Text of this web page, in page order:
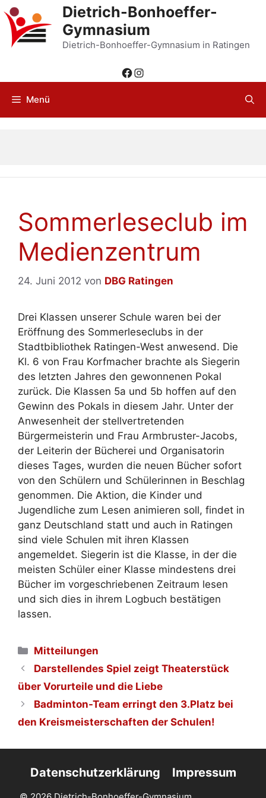
Zum
Inhalt
springen
Dietrich-Bonhoeffer-
Gymnasium
Dietrich-Bonhoeffer-Gymnasium in Ratingen
Facebook
Instagram
Menü
Sommerleseclub im
Medienzentrum
24. Juni 2012 von DBG Ratingen
Drei Klassen unserer Schule waren bei der
Eröffnung des Sommerleseclubs in der
Stadtbibliothek Ratingen-West anwesend. Die
Kl. 6 von Frau Korfmacher brachte als Siegerin
des letzten Jahres den gewonnenen Pokal
zurück. Die Klassen 5a und 5b hoffen auf den
Gewinn des Pokals in diesem Jahr. Unter der
Anwesenheit der stellvertretenden
Bürgermeisterin und Frau Armbruster-Jacobs,
der Leiterin der Bücherei und Organisatorin
dieses Tages, wurden die neuen Bücher sofort
von den Schülern und Schülerinnen in Beschlag
genommen. Die Aktion, die Kinder und
Jugendliche zum Lesen animieren soll, findet in
ganz Deutschland statt und auch in Ratingen
sind viele Schulen mit ihren Klassen
angemeldet. Siegerin ist die Klasse, in der die
meisten Schüler einer Klasse mindestens drei
Bücher im vorgeschriebenen Zeitraum lesen
und sich dies in ihrem Logbuch bestätigen
lassen.
Kategorien
Mitteilungen
Darstellendes Spiel zeigt Theaterstück
über Vorurteile und die Liebe
Badminton-Team erringt den 3.Platz bei
den Kreismeisterschaften der Schulen!
Datenschutzerklärung Impressum